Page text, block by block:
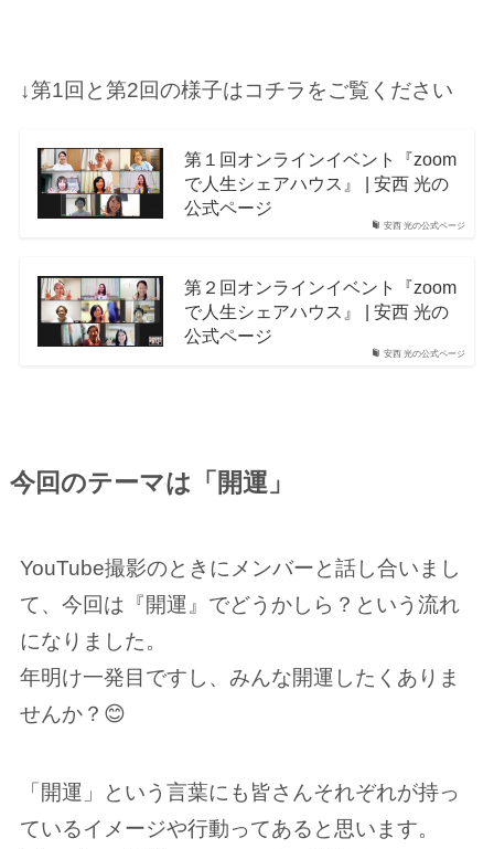
↓第1回と第2回の様子はコチラをご覧ください
安西 光の公式ページ
第１回オンラインイベント『zoom
で人生シェアハウス』 | 安西 光の
公式ページ
安西 光の公式ページ
第２回オンラインイベント『zoom
で人生シェアハウス』 | 安西 光の
公式ページ
今回のテーマは「開運」
YouTube撮影のときにメンバーと話し合いまし
て、今回は『開運』でどうかしら？という流れ
になりました。
年明け一発目ですし、みんな開運したくありま
せんか？😊
「開運」という言葉にも皆さんそれぞれが持っ
ているイメージや行動ってあると思います。